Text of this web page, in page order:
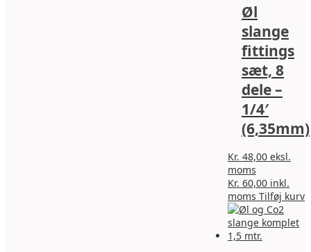
Øl
slange
fittings
sæt, 8
dele –
1/4′
(6,35mm)
Kr. 48,00 eksl.
moms
Kr. 60,00 inkl.
moms Tilføj kurv